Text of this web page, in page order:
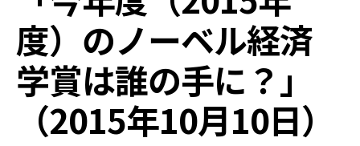
度）のノーベル経済
学賞は誰の手に？」
（2015年10月10日）